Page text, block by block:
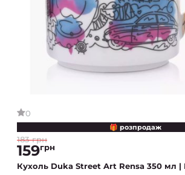
0
🎁 розпродаж
183 грн
159грн
Кухоль Duka Street Art Rensa 350 мл |